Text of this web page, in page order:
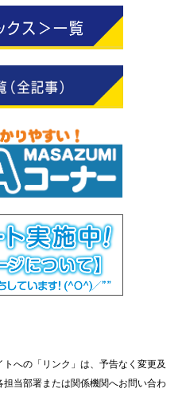
への「リンク」は、予告なく変更及
当部署または関係機関へお問い合わ